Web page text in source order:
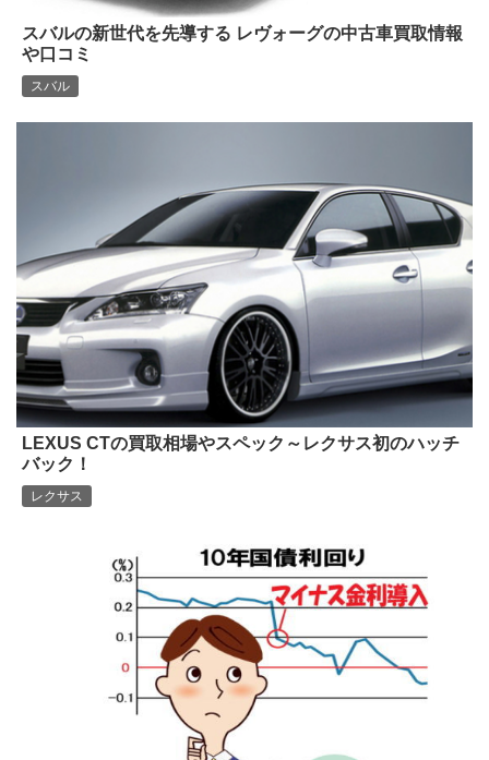
スバルの新世代を先導する レヴォーグの中古車買取情報
や口コミ
スバル
LEXUS CTの買取相場やスペック～レクサス初のハッチ
バック！
レクサス